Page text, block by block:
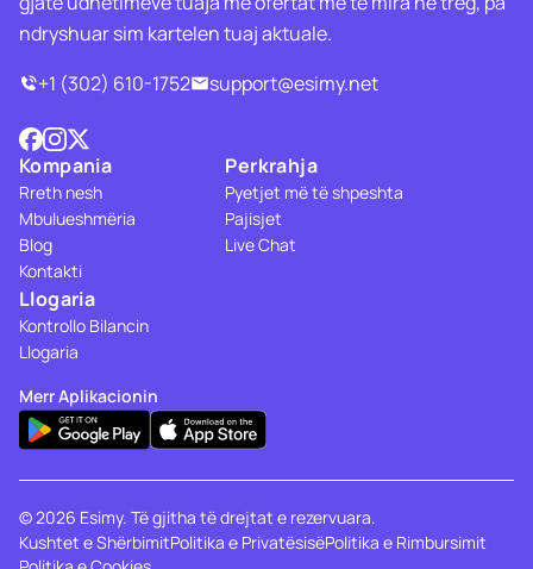
ndryshuar sim kartelen tuaj aktuale.
+1 (302) 610-1752
support@esimy.net
Kompania
Rreth nesh
Mbulueshmëria
Blog
Kontakti
Perkrahja
Pyetjet më të shpeshta
Pajisjet
Live Chat
Llogaria
Kontrollo Bilancin
Llogaria
Merr Aplikacionin
© 2026 Esimy. Të gjitha të drejtat e rezervuara.
Kushtet e ShërbimitPolitika e PrivatësisëPolitika e Rimbursimit